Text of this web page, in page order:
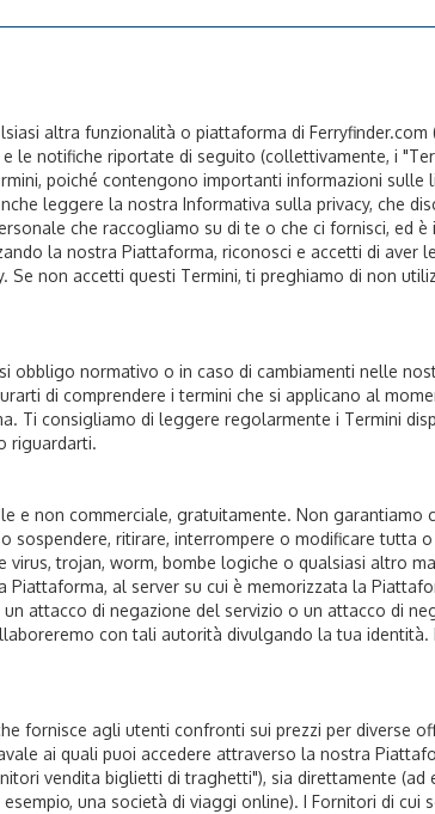
altra funzionalità o piattaforma di
notifiche riportate di seguito (collettivamente, i
poiché contengono importanti informazioni sulle
leggere la nostra Informativa sulla privacy, che
che raccogliamo su di te o che ci fornisci, ed
la nostra Piattaforma, riconosci e accetti di aver
non accetti questi Termini, ti preghiamo di non
normativo o in caso di cambiamenti nelle
di comprendere i termini che si applicano al
Ti consigliamo di leggere regolarmente i Termini
riguardarti.
e non commerciale, gratuitamente. Non garantiamo
ritirare, interrompere o modificare tutta
trojan, worm, bombe logiche o qualsiasi altro
al server su cui è memorizzata la
attacco di negazione del servizio o un attacco di
con tali autorità divulgando la tua identità.
fornisce agli utenti confronti sui prezzi per diverse
ai quali puoi accedere attraverso la nostra
vendita biglietti di traghetti"), sia direttamente (ad
una società di viaggi online). I Fornitori di cui